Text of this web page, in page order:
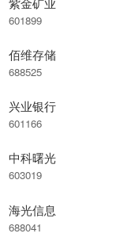
601899
佰维存储
688525
兴业银行
601166
中科曙光
603019
海光信息
688041